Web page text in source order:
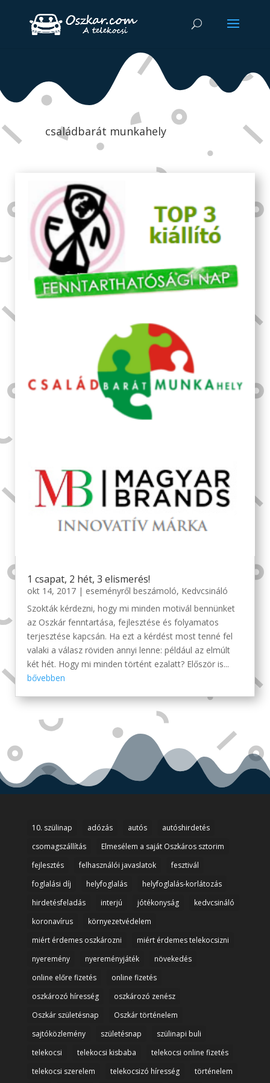
családbarát munkahely
1 csapat, 2 hét, 3 elismerés!
okt 14, 2017| eseményről beszámoló, Kedvcsináló
Szokták kérdezni, hogy mi minden motivál bennünket
az Oszkár fenntartása, fejlesztése és folyamatos
terjesztése kapcsán. Ha ezt a kérdést most tenné fel
valaki a válasz röviden annyi lenne: például az elmúlt
két hét. Hogy mi minden történt ezalatt? Először is...
bővebben
10. szülinap adózás autós
autóshirdetés
csomagszállítás
Elmesélem a saját Oszkáros sztorim
fejlesztés
felhasználói javaslatok
fesztivál
foglalási díj
helyfoglalás
helyfoglalás-korlátozás
hirdetésfeladás
interjú jótékonyság
kedvcsináló
koronavírus
környezetvédelem
miért érdemes oszkározni
miért érdemes telekocsizni
nyeremény
nyereményjáték
növekedés
online előre fizetés
online fizetés
oszkározó híresség
oszkározó zenész
Oszkár születésnap
Oszkár történelem
sajtóközlemény
születésnap
szülinapi buli
telekocsi
telekocsi kisbaba
telekocsi online fizetés
telekocsi szerelem
telekocsizó híresség történelem